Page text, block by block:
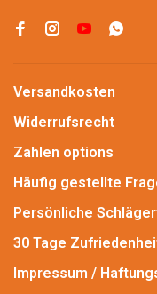
Versandkosten
Widerrufsrecht
Zahlen options
Häufig gestellte
Persönliche
30 Tage
Impressum /